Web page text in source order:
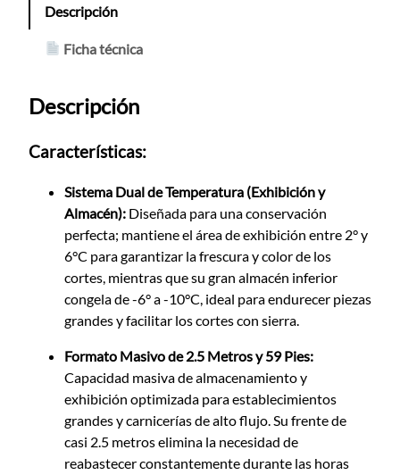
Descripción
Ficha técnica
Descripción
Características:
Sistema Dual de Temperatura (Exhibición y
Almacén): Diseñada para una conservación
perfecta; mantiene el área de exhibición entre 2° y
6°C para garantizar la frescura y color de los
cortes, mientras que su gran almacén inferior
congela de -6° a -10°C, ideal para endurecer piezas
grandes y facilitar los cortes con sierra.
Formato Masivo de 2.5 Metros y 59 Pies:
Capacidad masiva de almacenamiento y
exhibición optimizada para establecimientos
grandes y carnicerías de alto flujo. Su frente de
casi 2.5 metros elimina la necesidad de
reabastecer constantemente durante las horas